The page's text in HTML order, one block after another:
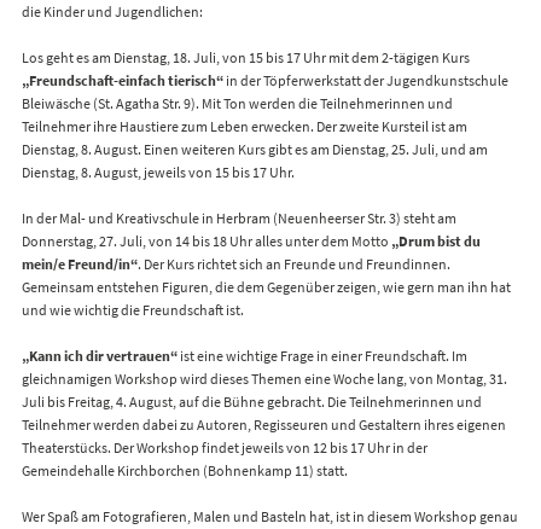
die Kinder und Jugendlichen:
Los geht es am Dienstag, 18. Juli, von 15 bis 17 Uhr mit dem 2-tägigen Kurs
„Freundschaft-einfach tierisch“in der Töpferwerkstatt der Jugendkunstschule
Bleiwäsche (St. Agatha Str. 9). Mit Ton werden die Teilnehmerinnen und
Teilnehmer ihre Haustiere zum Leben erwecken. Der zweite Kursteil ist am
Dienstag, 8. August. Einen weiteren Kurs gibt es am Dienstag, 25. Juli, und am
Dienstag, 8. August, jeweils von 15 bis 17 Uhr.
In der Mal- und Kreativschule in Herbram (Neuenheerser Str. 3) steht am
Donnerstag, 27. Juli, von 14 bis 18 Uhr alles unter dem Motto „Drum bist du
mein/e Freund/in“. Der Kurs richtet sich an Freunde und Freundinnen.
Gemeinsam entstehen Figuren, die dem Gegenüber zeigen, wie gern man ihn hat
und wie wichtig die Freundschaft ist.
„Kann ich dir vertrauen“ist eine wichtige Frage in einer Freundschaft. Im
gleichnamigen Workshop wird dieses Themen eine Woche lang, von Montag, 31.
Juli bis Freitag, 4. August, auf die Bühne gebracht. Die Teilnehmerinnen und
Teilnehmer werden dabei zu Autoren, Regisseuren und Gestaltern ihres eigenen
Theaterstücks. Der Workshop findet jeweils von 12 bis 17 Uhr in der
Gemeindehalle Kirchborchen (Bohnenkamp 11) statt.
Wer Spaß am Fotografieren, Malen und Basteln hat, ist in diesem Workshop genau